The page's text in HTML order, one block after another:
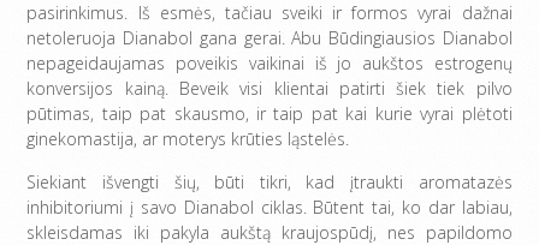
pasirinkimus. Iš esmės, tačiau sveiki ir formos vyrai dažnai
netoleruoja Dianabol gana gerai. Abu Būdingiausios Dianabol
nepageidaujamas poveikis vaikinai iš jo aukštos estrogenų
konversijos kainą. Beveik visi klientai patirti šiek tiek pilvo
pūtimas, taip pat skausmo, ir taip pat kai kurie vyrai plėtoti
ginekomastija, ar moterys krūties ląstelės.
Siekiant išvengti šių, būti tikri, kad įtraukti aromatazės
inhibitoriumi į savo Dianabol ciklas. Būtent tai, ko dar labiau,
skleisdamas iki pakyla aukštą kraujospūdį, nes papildomo